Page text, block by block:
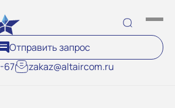
67 zakaz@altaircom.ru
Отправить запрос